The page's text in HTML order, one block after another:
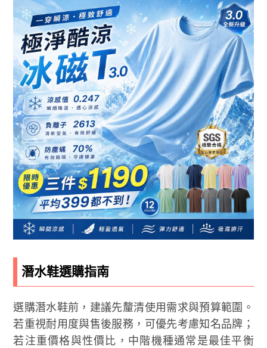
潛水鞋選購指南
選購潛水鞋前，建議先釐清使用需求與預算範圍。
若重視耐用度與售後服務，可優先考慮知名品牌；
若注重價格與性價比，中階機種通常是最佳平衡